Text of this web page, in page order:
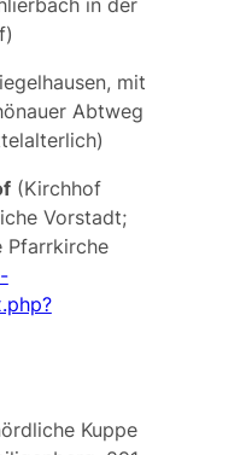
in der
mit
Abtweg
(Kirchhof
Vorstadt;
Pfarrkirche
Kuppe